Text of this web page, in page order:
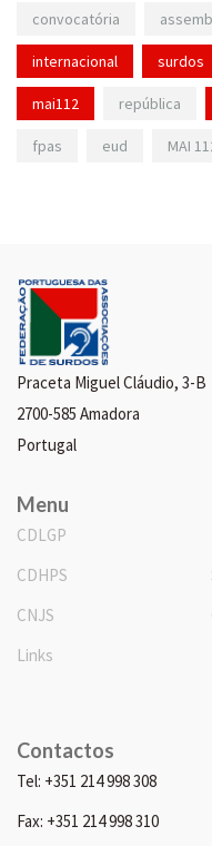
convocatória
internacional surdos
mai112 república
fpas eud MAI
Praceta Miguel Cláudio, 3-B
2700-585 Amadora
Portugal
Menu
CDLGP
CDHPS
CNJS
Links
Contactos
Tel: +351 214 998 308
Fax: +351 214 998 310